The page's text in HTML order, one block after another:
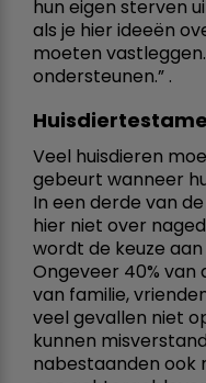
hun eigen sterven
als je hier ideeën
moeten
ondersteunen.” .
Veel huisdieren
gebeurt wanneer
In een derde van
hier niet over
wordt de keuze
Ongeveer 40% van
van familie,
veel gevallen niet
kunnen
nabestaanden ook